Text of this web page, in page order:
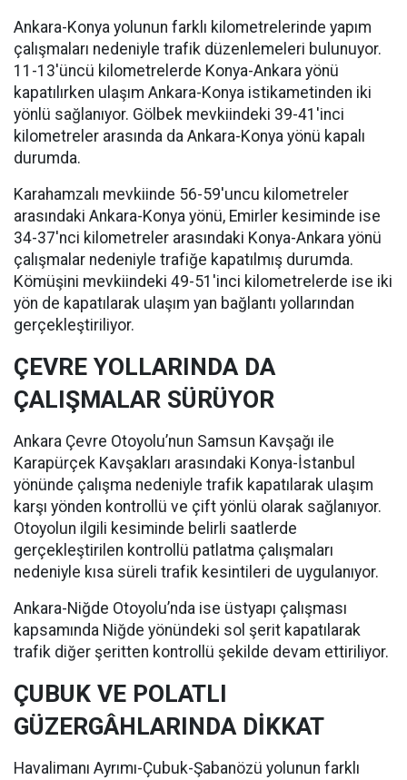
Ankara-Konya yolunun farklı kilometrelerinde yapım
çalışmaları nedeniyle trafik düzenlemeleri bulunuyor.
11-13'üncü kilometrelerde Konya-Ankara yönü
kapatılırken ulaşım Ankara-Konya istikametinden iki
yönlü sağlanıyor. Gölbek mevkiindeki 39-41'inci
kilometreler arasında da Ankara-Konya yönü kapalı
durumda.
Karahamzalı mevkiinde 56-59'uncu kilometreler
arasındaki Ankara-Konya yönü, Emirler kesiminde ise
34-37'nci kilometreler arasındaki Konya-Ankara yönü
çalışmalar nedeniyle trafiğe kapatılmış durumda.
Kömüşini mevkiindeki 49-51'inci kilometrelerde ise iki
yön de kapatılarak ulaşım yan bağlantı yollarından
gerçekleştiriliyor.
ÇEVRE YOLLARINDA DA
ÇALIŞMALAR SÜRÜYOR
Ankara Çevre Otoyolu’nun Samsun Kavşağı ile
Karapürçek Kavşakları arasındaki Konya-İstanbul
yönünde çalışma nedeniyle trafik kapatılarak ulaşım
karşı yönden kontrollü ve çift yönlü olarak sağlanıyor.
Otoyolun ilgili kesiminde belirli saatlerde
gerçekleştirilen kontrollü patlatma çalışmaları
nedeniyle kısa süreli trafik kesintileri de uygulanıyor.
Ankara-Niğde Otoyolu’nda ise üstyapı çalışması
kapsamında Niğde yönündeki sol şerit kapatılarak
trafik diğer şeritten kontrollü şekilde devam ettiriliyor.
ÇUBUK VE POLATLI
GÜZERGÂHLARINDA DİKKAT
Havalimanı Ayrımı-Çubuk-Şabanözü yolunun farklı